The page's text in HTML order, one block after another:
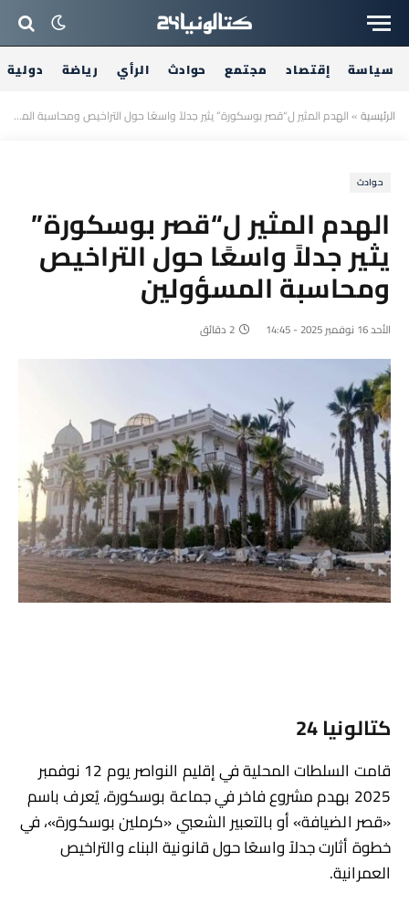
سياسة إقتصاد مجتمع حوادث الرأي رياضة دولية
الرئيسية»الهدم المثير ل“قصر بوسكورة” يثير جدلاً واسعًا حول التراخيص ومحاسبة المسؤولين
حوادث
الهدم المثير ل“قصر بوسكورة”
يثير جدلاً واسعًا حول التراخيص
ومحاسبة المسؤولين
الأحد 16 نوفمبر 2025 - 14:45 2 دقائق
كتالونيا 24
قامت السلطات المحلية في إقليم النواصر يوم 12 نوفمبر
2025 بهدم مشروع فاخر في جماعة بوسكورة، يُعرف باسم
«قصر الضيافة» أو بالتعبير الشعبي «كرملين بوسكورة»، في
خطوة أثارت جدلاً واسعًا حول قانونية البناء والتراخيص
العمرانية.